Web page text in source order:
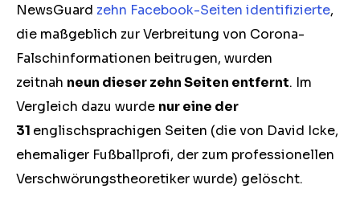
NewsGuard zehn Facebook-Seiten identifizierte,
die maßgeblich zur Verbreitung von Corona-
Falschinformationen beitrugen, wurden
zeitnah neun dieser zehn Seiten entfernt. Im
Vergleich dazu wurde nur eine der
31 englischsprachigen Seiten (die von David Icke,
ehemaliger Fußballprofi, der zum professionellen
Verschwörungstheoretiker wurde) gelöscht.